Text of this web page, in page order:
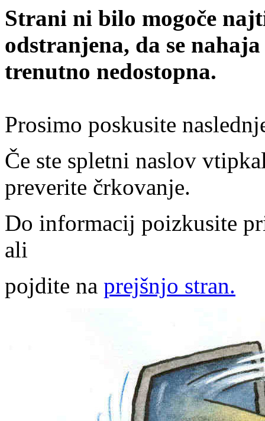
Strani ni bilo mogoče
odstranjena, da se
trenutno nedostopna.
Prosimo poskusite
Če ste spletni naslov
preverite črkovanje.
Do informacij poizkusite
ali
pojdite na prejšnjo stran.